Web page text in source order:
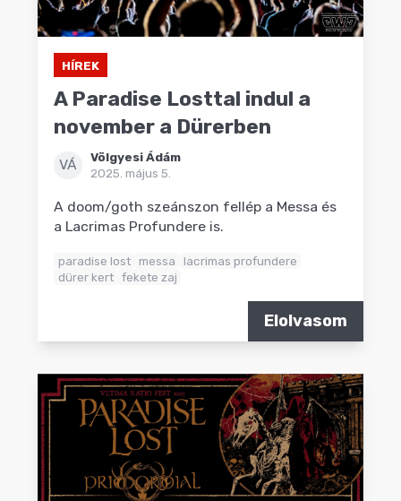
BLOG
HÍREK
A Paradise Losttal indul a
november a Dürerben
VÁ
Völgyesi Ádám
2025. május 5.
A doom/goth szeánszon fellép a Messa és
a Lacrimas Profundere is.
paradise lost messa
lacrimas profundere
dürer kert fekete zaj
Elolvasom